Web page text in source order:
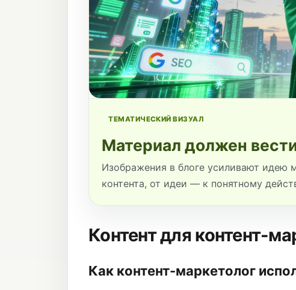
ТЕМАТИЧЕСКИЙ ВИЗУАЛ
Материал должен
Изображения в блоге усиливают идею
контента, от идеи — к понятному
Контент для контент-
Как контент-маркетолог